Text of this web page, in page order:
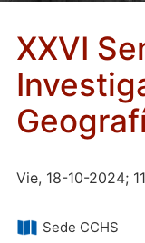
XXVI
Vie, 18-10-2024;
Sede CCHS